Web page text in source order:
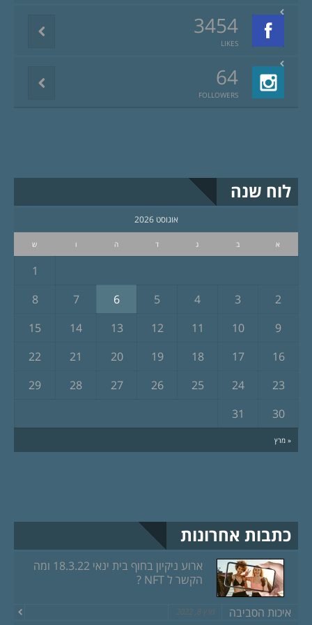
3454
LIKES
64
FOLLOWERS
לוח שנה
אוגוסט 2026
א ב ג ד ה ו ש
« מרץ
1
2
3
4
5
6
7
8
9
10
11
12
13
14
15
16
17
18
19
20
21
22
23
24
25
26
27
28
29
30
31
כתבות אחרונות
ארוע ניקיון בחוף בית ינאי 18.3.22 ומה
הקשר ל NFT ?
איכות הסביבה מרץ 8, 2022